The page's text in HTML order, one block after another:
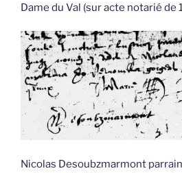
Dame du Val (sur acte notarié de
Nicolas Desoubzmarmont